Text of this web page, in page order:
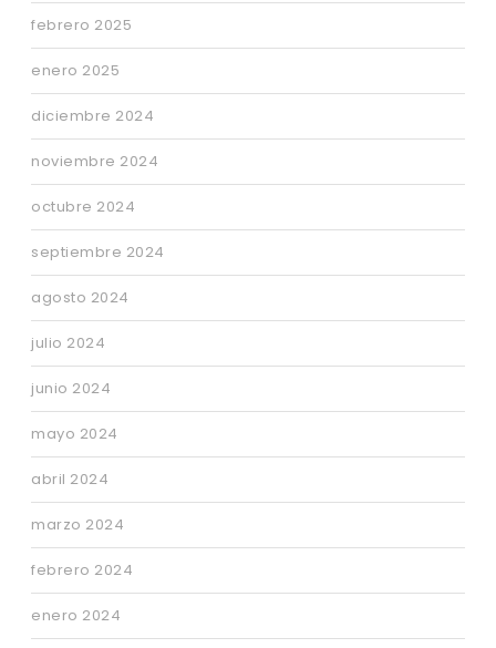
febrero 2025
enero 2025
diciembre 2024
noviembre 2024
octubre 2024
septiembre 2024
agosto 2024
julio 2024
junio 2024
mayo 2024
abril 2024
marzo 2024
febrero 2024
enero 2024